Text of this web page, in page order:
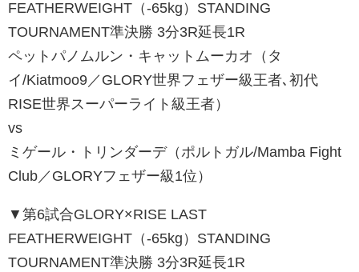
FEATHERWEIGHT（-65kg）STANDING
TOURNAMENT準決勝 3分3R延長1R
ペットパノムルン・キャットムーカオ（タ
イ/Kiatmoo9／GLORY世界フェザー級王者､初代
RISE世界スーパーライト級王者）
vs
ミゲール・トリンダーデ（ポルトガル/Mamba Fight
Club／GLORYフェザー級1位）
▼第6試合GLORY×RISE LAST
FEATHERWEIGHT（-65kg）STANDING
TOURNAMENT準決勝 3分3R延長1R